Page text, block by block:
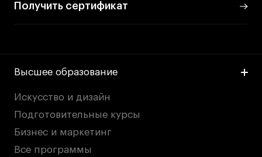
Получить сертификат
Высшее образование
Искусство и дизайн
Подготовительные курсы
Бизнес и маркетинг
Все программы